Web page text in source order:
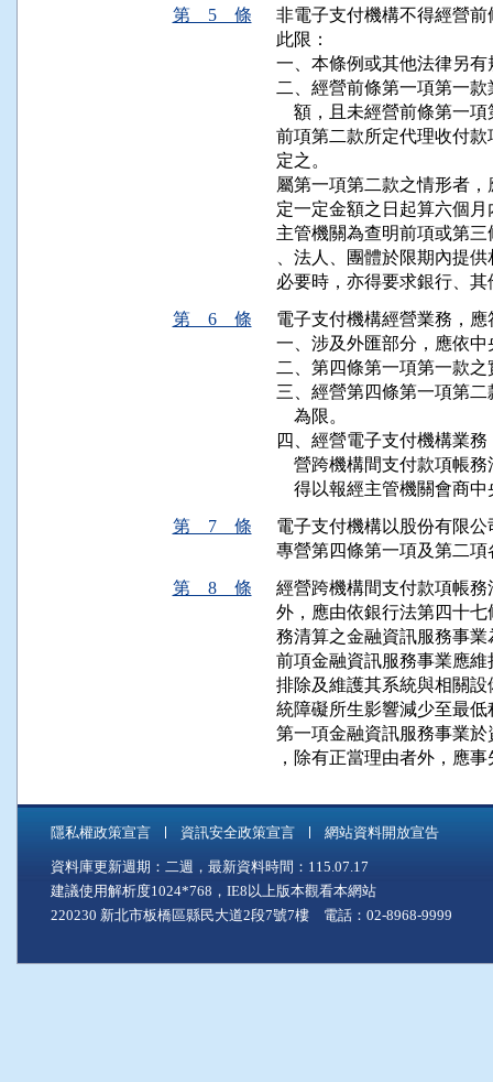
第 5 條
非電子支付機構不得經營
此限：
一、本條例或其他法律另有
二、經營前條第一項第一
額，且未經營前條第一
前項第二款所定代理收付
定之。
屬第一項第二款之情形者
定一定金額之日起算六個
主管機關為查明前項或第
、法人、團體於限期內提
必要時，亦得要求銀行、
第 6 條
電子支付機構經營業務，
一、涉及外匯部分，應依
二、第四條第一項第一款
三、經營第四條第一項第
    為限。
四、經營電子支付機構業
營跨機構間支付款項帳
得以報經主管機關會商
第 7 條
電子支付機構以股份有限
專營第四條第一項及第二項
第 8 條
經營跨機構間支付款項帳
外，應由依銀行法第四十
務清算之金融資訊服務事業
前項金融資訊服務事業應
排除及維護其系統與相關
統障礙所生影響減少至最低
第一項金融資訊服務事業
，除有正當理由者外，應
隱私權政策宣言 資訊安全政策宣言 網站資料開放宣告
資料庫更新週期：二週，最新資料時間：115.07.17
建議使用解析度1024*768，IE8以上版本觀看本網站
220230 新北市板橋區縣民大道2段7號7樓 電話：02-8968-9999